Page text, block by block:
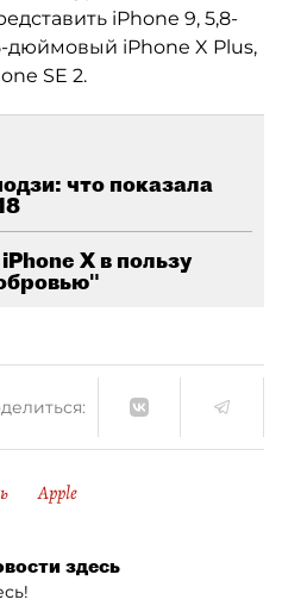
iPhone 9, 5,8-
дюймовый iPhone X Plus,
SE 2.
что показала
X в пользу
Apple
здесь